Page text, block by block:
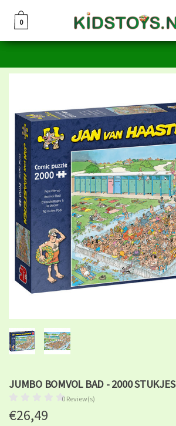
0
0
JUMBO BOMVOL BAD - 2000 STUKJES
0 Review(s)
€26,49